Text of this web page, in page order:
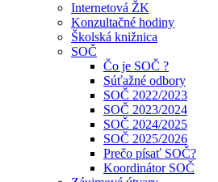
Internetová ŽK
Konzultačné hodiny
Školská knižnica
SOČ
Čo je SOČ ?
Súťažné odbory
SOČ 2022/2023
SOČ 2023/2024
SOČ 2024/2025
SOČ 2025/2026
Prečo písať SOČ?
Koordinátor SOČ